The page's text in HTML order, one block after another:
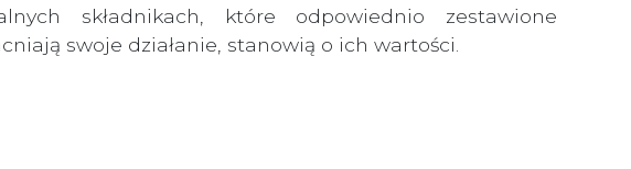
składnikach, które odpowiednio zestawione
swoje działanie, stanowią o ich wartości.